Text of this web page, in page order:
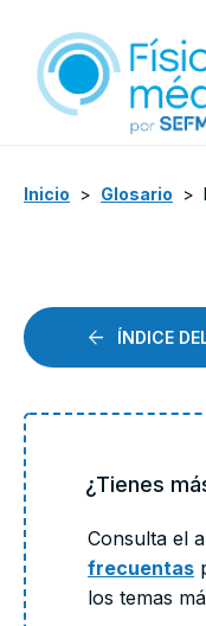
Inicio > Glosario >
ÍNDICE
¿Tienes
Consulta el
frecuentas
los temas